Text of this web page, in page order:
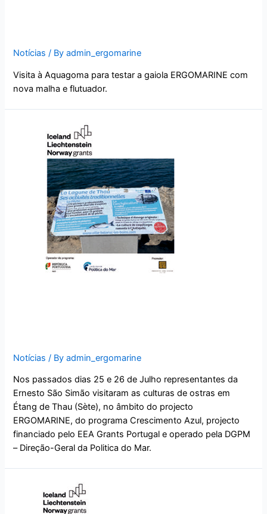
Notícias / Byadmin_ergomarine
Visita à Aquagoma para testar a gaiola ERGOMARINE com
nova malha e flutuador.
Notícias / Byadmin_ergomarine
Nos passados dias 25 e 26 de Julho representantes da
Ernesto São Simão visitaram as culturas de ostras em
Étang de Thau (Sète), no âmbito do projecto
ERGOMARINE, do programa Crescimento Azul, projecto
financiado pelo EEA Grants Portugal e operado pela DGPM
– Direção-Geral da Politica do Mar.